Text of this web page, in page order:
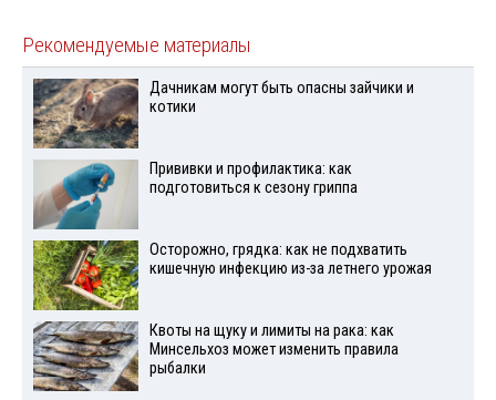
Рекомендуемые материалы
Дачникам могут быть опасны зайчики и
котики
Прививки и профилактика: как
подготовиться к сезону гриппа
Осторожно, грядка: как не подхватить
кишечную инфекцию из-за летнего урожая
Квоты на щуку и лимиты на рака: как
Минсельхоз может изменить правила
рыбалки